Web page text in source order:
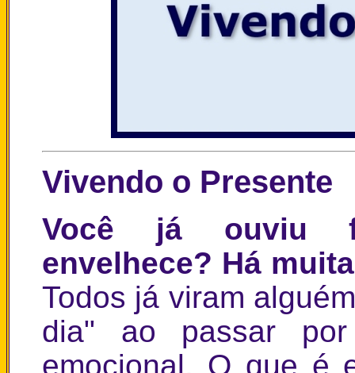
Vivendo o Presente
Você já ouviu
envelhece? Há
Todos já viram
dia" ao passar
emocional. O que é